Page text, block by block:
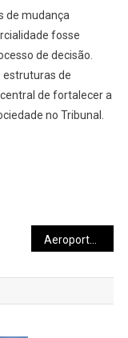
de mudança
fosse
de decisão.
estruturas de
de fortalecer a
no Tribunal.